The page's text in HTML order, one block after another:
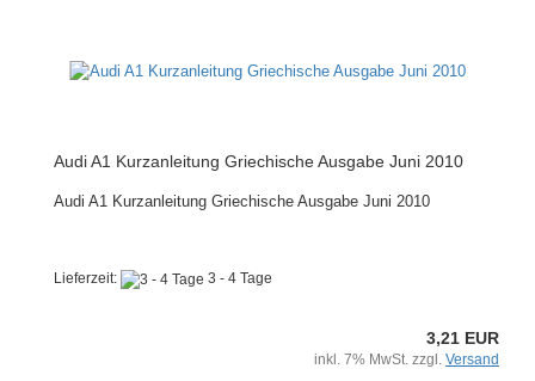
Audi A1 Kurzanleitung Griechische Ausgabe Juni 2010
Audi A1 Kurzanleitung Griechische Ausgabe Juni 2010
Lieferzeit: 3 - 4 Tage
3,21 EUR
inkl. 7% MwSt. zzgl. Versand